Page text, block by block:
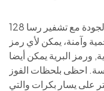
يستخدم الكازينو نظام أمان سل عالي الجودة مع تشفير رسا 128
وآمنة، يمكن لأي رمز
ورمز البرية يمكن أيضا
احظى بلحظات الفوز
على يسار بكرات والتي